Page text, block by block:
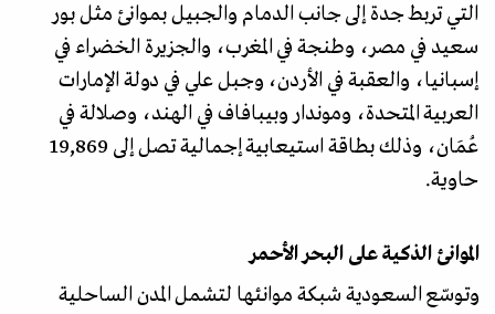
التي تربط جدة إلى جانب الدمام والجبيل بموانئ مثل بور
سعيد في مصر، وطنجة في المغرب، والجزيرة الخضراء في
إسبانيا، والعقبة في الأردن، وجبل علي في دولة الإمارات
العربية المتحدة، وموندار وبيبافاف في الهند، وصلالة في
عُمَان، وذلك بطاقة استيعابية إجمالية تصل إلى 19,869
حاوية.
الموانئ الذكية على البحر الأحمر
وتوسّع السعودية شبكة موانئها لتشمل المدن الساحلية